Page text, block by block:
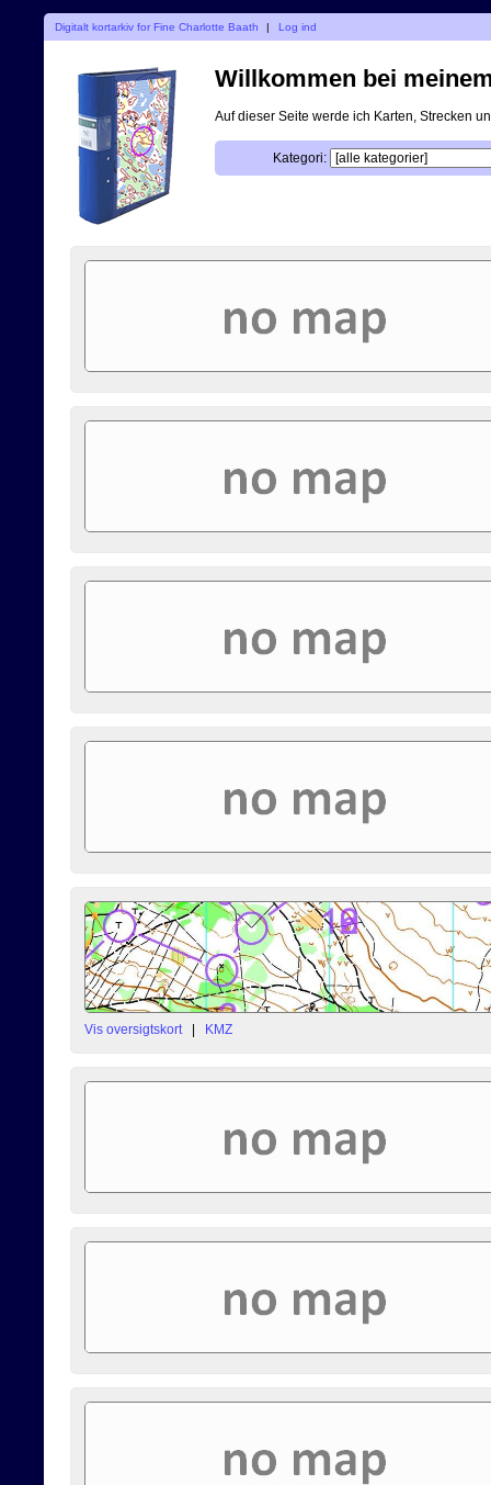
Digitalt kortarkiv for Fine Charlotte Baath | Log ind
Willkommen bei
Auf dieser Seite werde ich Karten, Strecken
Kategori:
Vis oversigtskort | KMZ